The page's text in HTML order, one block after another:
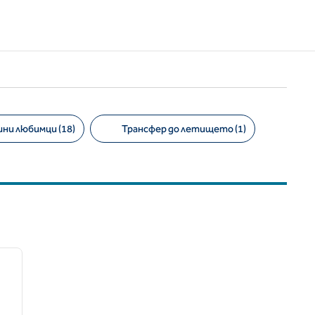
любимци (18) Трансфер до летището (1)
следващо изображение